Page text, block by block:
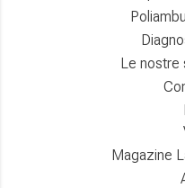
Le nostre
Magazine